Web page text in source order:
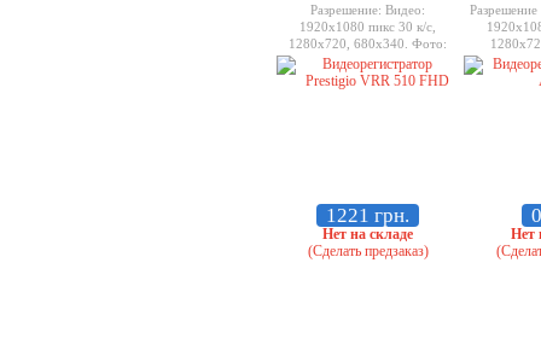
Разрешение: Видео:
1920x1080 пикс 30 к/с,
1280x720, 680х340. Фото:
4032x3024
1221 грн.
Нет на складе
(Сделать предзаказ)
1280x720
MicroSD-
Нет